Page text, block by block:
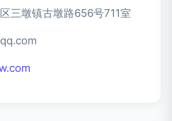
三墩镇古墩路656号711室